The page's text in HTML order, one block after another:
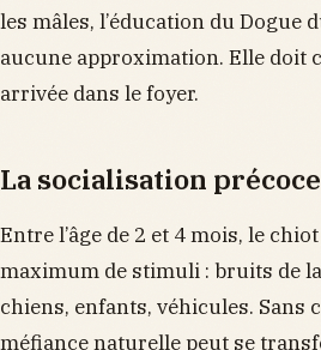
les mâles, l’éducation du Dogue
aucune approximation. Elle doit
arrivée dans le foyer.
La socialisation précoce
Entre l’âge de 2 et 4 mois, le
maximum de stimuli : bruits de
chiens, enfants, véhicules. Sans
méfiance naturelle peut se